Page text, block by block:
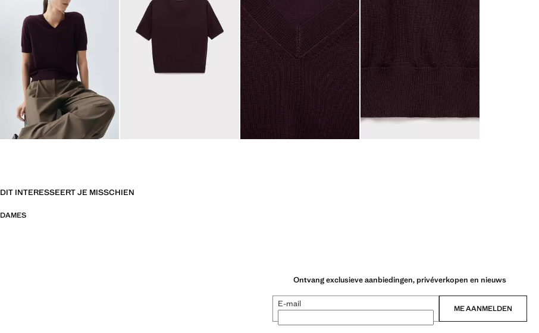
DIT INTERESSEERT JE MISSCHIEN
DAMES
Ontvang exclusieve aanbiedingen, privéverkopen en nieuws
E-mail ME AANMELDEN